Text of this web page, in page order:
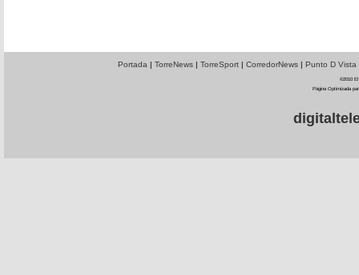
Portada | TorreNews| TorreSport| CorredorNews| Punto D Vista
©2010 El
Página Optimizada